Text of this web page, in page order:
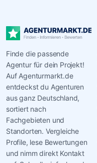
Finde die passende
Agentur für dein Projekt!
Auf Agenturmarkt.de
entdeckst du Agenturen
aus ganz Deutschland,
sortiert nach
Fachgebieten und
Standorten. Vergleiche
Profile, lese Bewertungen
und nimm direkt Kontakt